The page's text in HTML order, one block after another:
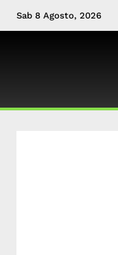
Sab 8 Agosto, 2026